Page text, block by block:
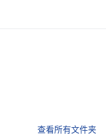
查看所有文件夹